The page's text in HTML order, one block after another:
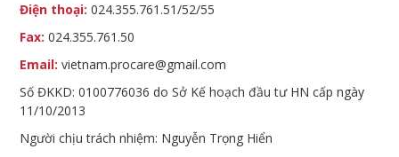
Điện thoại: 024.355.761.51/52/55
Fax: 024.355.761.50
Email: vietnam.procare@gmail.com
Số ĐKKD: 0100776036 do Sở Kế hoạch đầu tư HN cấp ngày
11/10/2013
Người chịu trách nhiệm: Nguyễn Trọng Hiển